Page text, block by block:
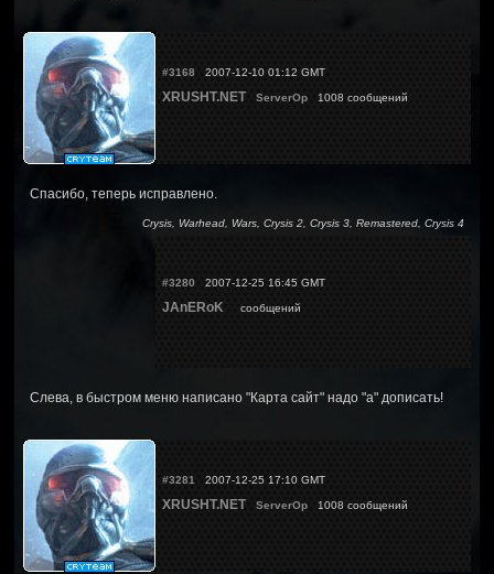
#3168 2007-12-10 01:12 GMT
XRUSHT.NET ServerOp 1008 сообщений
Спасибо, теперь исправлено.
Crysis, Warhead, Wars, Crysis 2, Crysis 3, Remastered, Crysis 4
#3280 2007-12-25 16:45 GMT
JAnERoK сообщений
Слева, в быстром меню написано "Карта сайт" надо "а" дописать!
#3281 2007-12-25 17:10 GMT
XRUSHT.NET ServerOp 1008 сообщений